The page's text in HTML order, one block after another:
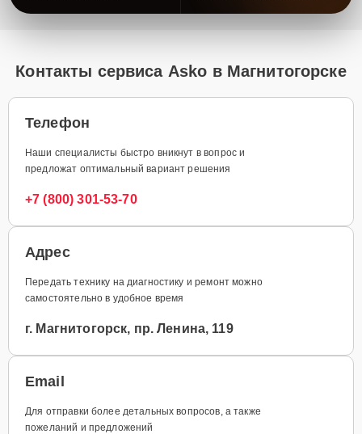
Контакты сервиса Asko в Магнитогорске
Телефон
Наши специалисты быстро вникнут в вопрос и
предложат оптимальный вариант решения
+7 (800) 301-53-70
Адрес
Передать технику на диагностику и ремонт можно
самостоятельно в удобное время
г. Магнитогорск, пр. Ленина, 119
Email
Для отправки более детальных вопросов, а также
пожеланий и предложений